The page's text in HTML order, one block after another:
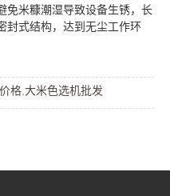
免米糠潮湿导致设备生锈，长
封式结构，达到无尘工作环
格 大米色选机批发